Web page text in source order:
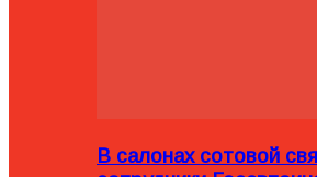
В салонах сотовой